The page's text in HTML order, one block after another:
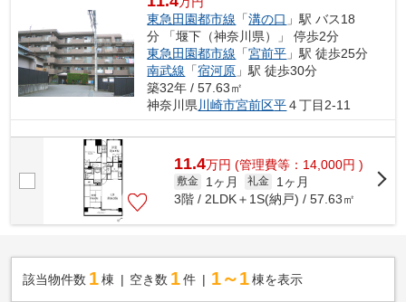
東急田園都市線 「溝の口 」駅 バス18
分 「堰下（神奈川県）」 停歩2分
東急田園都市線 「宮前平 」駅 徒歩25分
南武線 「宿河原 」駅 徒歩30分
築32年 / 57.63㎡
神奈川県川崎市宮前区平４丁目2-11
11.4万円 (管理費等：14,000円 )
敷金 1ヶ月 礼金
1ヶ月
3階 / 2LDK＋1S(納戸) / 57.63㎡
該当物件数 1棟 空き数 1 件 1～1 棟を表示